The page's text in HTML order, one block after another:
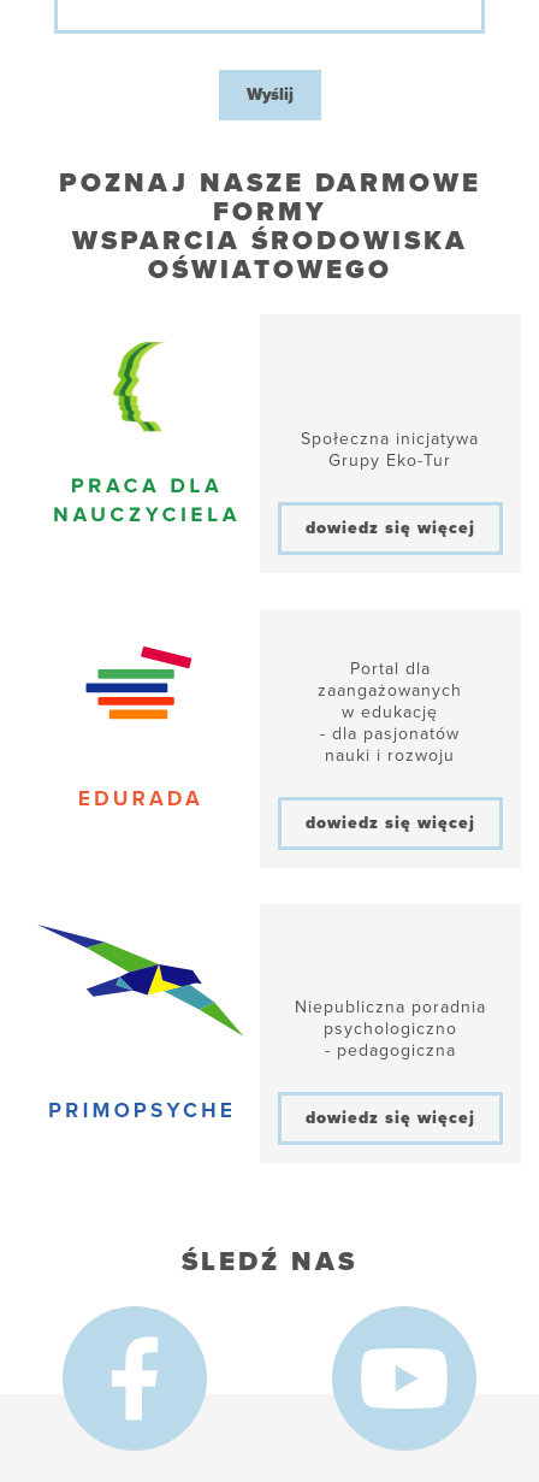
Wyślij
POZNAJ NASZE DARMOWE
FORMY
WSPARCIA ŚRODOWISKA
OŚWIATOWEGO
Społeczna inicjatywa
Grupy Eko-Tur
dowiedz się więcej
Portal dla
zaangażowanych
w edukację
- dla pasjonatów
nauki i rozwoju
dowiedz się więcej
Niepubliczna poradnia
psychologiczno
- pedagogiczna
dowiedz się więcej
ŚLEDŹ NAS